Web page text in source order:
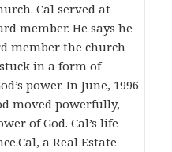
Cal served at
member. He says he
member the church
in a form of
power. In June, 1996
moved powerfully,
of God. Cal’s life
a Real Estate